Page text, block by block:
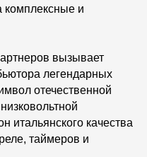
комплексные и
вызывает
легендарных
отечественной
итальянского качества
таймеров и